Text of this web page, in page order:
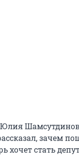
Юлия
зачем
хочет стать